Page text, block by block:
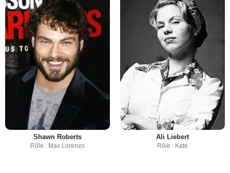
Shawn Roberts
Rôle : Max Lorenzo
Ali Liebert
Rôle : Kate